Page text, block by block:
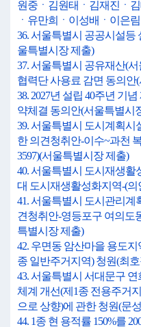
원중ㆍ김원태ㆍ김재진ㆍ
ㆍ유만희ㆍ이성배ㆍ이은
36. 서울특별시 공공시설등
울특별시장 제출)
37. 서울특별시 공유재산(
협력단 사용료 감면 동의안
38. 2027년 설립 40주년 기
약체결 동의안(서울특별시
39. 서울특별시 도시계획시
한 의견청취안-이수~과천
3597)(서울특별시장 제출)
40. 서울특별시 도시재생활
대 도시재생활성화지역-(의
41. 서울특별시 도시관리계
견청취안-영등포구 여의도
특별시장 제출)
42. 우면동 암산마을 용도
종 일반주거지역) 청원(최
43. 서울특별시 서대문구
체계 개선(제1종 전용주거
으로 상향)에 관한 청원(문
44. 1종 현 용적률 150%를